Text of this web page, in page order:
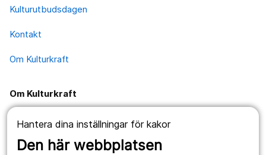
Hantera dina inställningar för kakor
Den här webbplatsen
Kulturutbudsdagen
Kontakt
Om Kulturkraft
Om Kulturkraft
professionell kultur för barn och unga mellan 3-19 år i
Örebro län. Skolor, förskolor, kulturverksamheter och